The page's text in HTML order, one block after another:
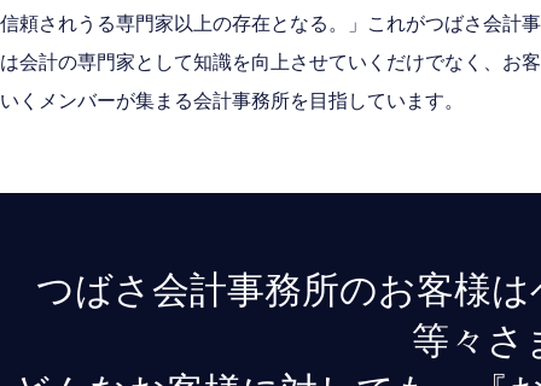
信頼されうる専門家以上の存在となる。」これがつばさ会計
は会計の専門家として知識を向上させていくだけでなく、お
いくメンバーが集まる会計事務所を目指しています。
つばさ会計事務所のお客様
等々さ